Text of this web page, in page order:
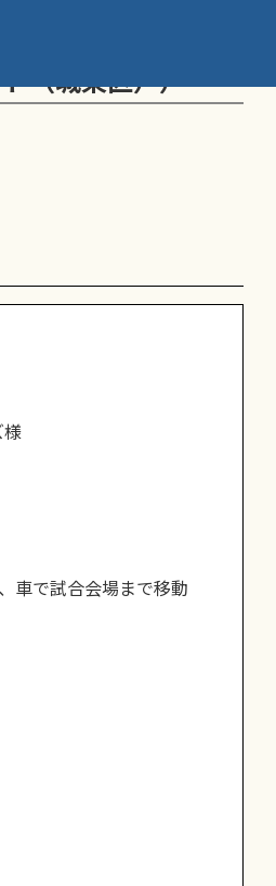
ラス、 13時15分
（城東区））
様
車で試合会場まで移動